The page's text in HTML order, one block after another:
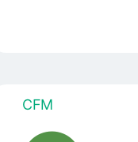
CFM